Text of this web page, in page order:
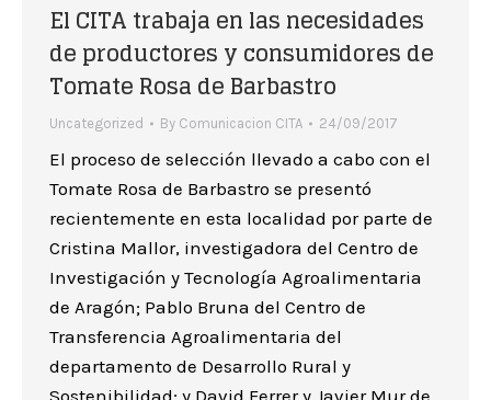
El CITA trabaja en las necesidades
de productores y consumidores de
Tomate Rosa de Barbastro
Uncategorized By Comunicacion CITA 24/09/2017
El proceso de selección llevado a cabo con el
Tomate Rosa de Barbastro se presentó
recientemente en esta localidad por parte de
Cristina Mallor, investigadora del Centro de
Investigación y Tecnología Agroalimentaria
de Aragón; Pablo Bruna del Centro de
Transferencia Agroalimentaria del
departamento de Desarrollo Rural y
Sostenibilidad; y David Ferrer y Javier Mur de…